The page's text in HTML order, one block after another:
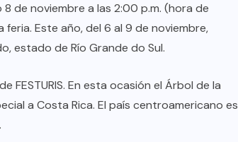
de noviembre a las 2:00 p.m. (hora de
Este año, del 6 al 9 de noviembre,
estado de Río Grande do Sul.
FESTURIS. En esta ocasión el Árbol de la
a Costa Rica. El país centroamericano es